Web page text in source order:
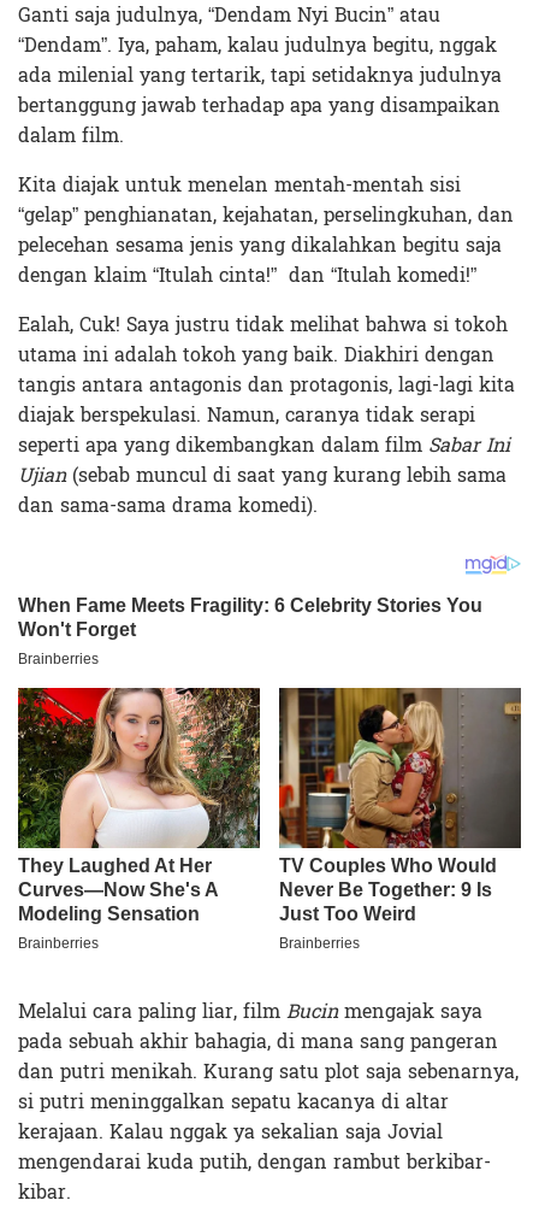
Ganti saja judulnya, “Dendam Nyi Bucin” atau
“Dendam”. Iya, paham, kalau judulnya begitu, nggak
ada milenial yang tertarik, tapi setidaknya judulnya
bertanggung jawab terhadap apa yang disampaikan
dalam film.
Kita diajak untuk menelan mentah-mentah sisi
“gelap” penghianatan, kejahatan, perselingkuhan, dan
pelecehan sesama jenis yang dikalahkan begitu saja
dengan klaim “Itulah cinta!” dan “Itulah komedi!”
Ealah, Cuk! Saya justru tidak melihat bahwa si tokoh
utama ini adalah tokoh yang baik. Diakhiri dengan
tangis antara antagonis dan protagonis, lagi-lagi kita
diajak berspekulasi. Namun, caranya tidak serapi
seperti apa yang dikembangkan dalam film Sabar Ini
Ujian(sebab muncul di saat yang kurang lebih sama
dan sama-sama drama komedi).
Melalui cara paling liar, filmBucinmengajak saya
pada sebuah akhir bahagia, di mana sang pangeran
dan putri menikah. Kurang satu plot saja sebenarnya,
si putri meninggalkan sepatu kacanya di altar
kerajaan. Kalau nggak ya sekalian saja Jovial
mengendarai kuda putih, dengan rambut berkibar-
kibar.